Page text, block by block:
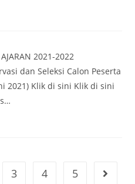
2021-2022
dan Seleksi Calon Peserta
2021) Klik di sini Klik di sini
3 4 5